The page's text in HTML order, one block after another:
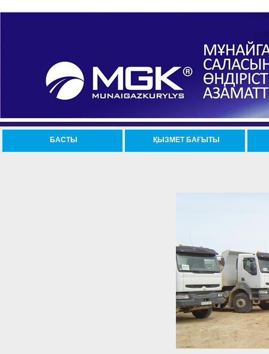
БАСТЫ ҚЫЗМЕТ БАҒЫТЫ